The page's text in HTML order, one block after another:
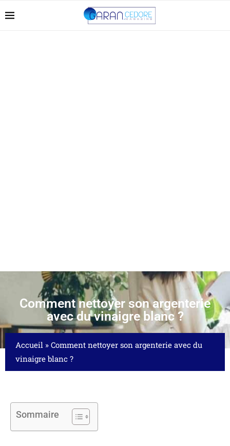
Comment nettoyer son argenterie
avec du vinaigre blanc ?
Accueil » Comment nettoyer son argenterie avec du
vinaigre blanc ?
Sommaire